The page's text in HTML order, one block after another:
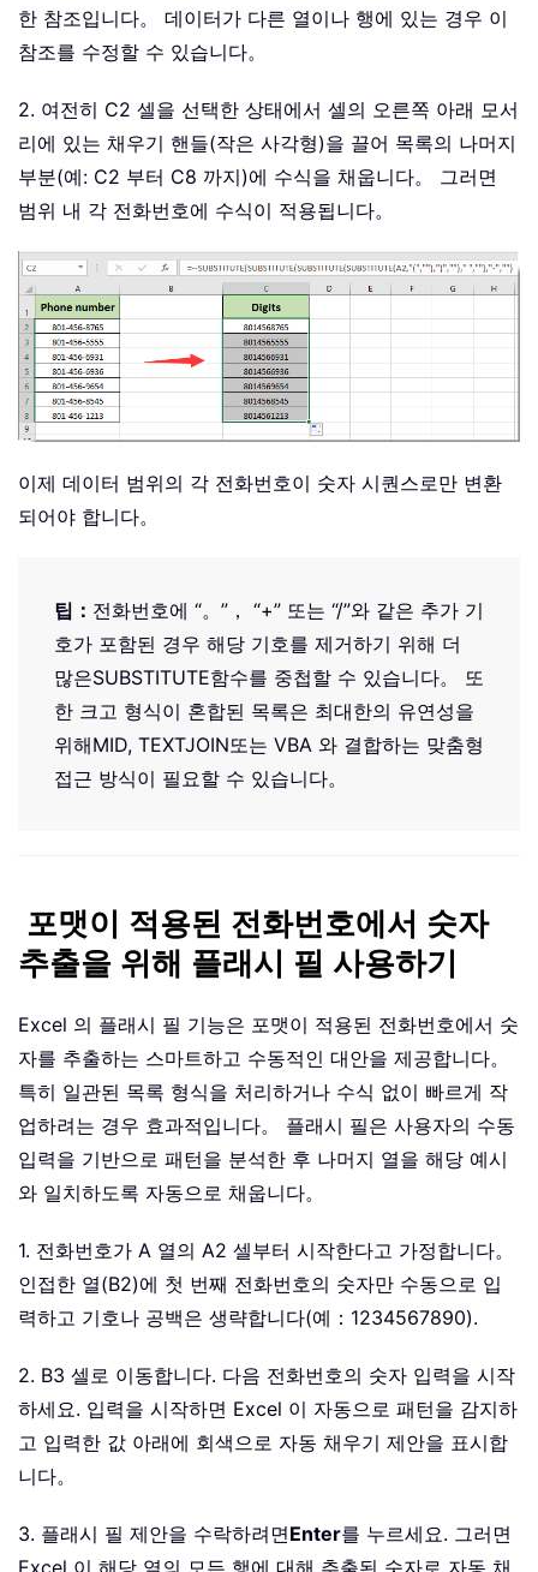
한 참조입니다。 데이터가 다른 열이나 행에 있는 경우 이
참조를 수정할 수 있습니다。
2. 여전히 C2 셀을 선택한 상태에서 셀의 오른쪽 아래 모서
리에 있는 채우기 핸들(작은 사각형)을 끌어 목록의 나머지
부분(예: C2 부터 C8 까지)에 수식을 채웁니다。 그러면
범위 내 각 전화번호에 수식이 적용됩니다。
이제 데이터 범위의 각 전화번호이 숫자 시퀀스로만 변환
되어야 합니다。
팁： 전화번호에 “。”， “+” 또는 “/”와 같은 추가 기
호가 포함된 경우 해당 기호를 제거하기 위해 더
많은SUBSTITUTE함수를 중첩할 수 있습니다。 또
한 크고 형식이 혼합된 목록은 최대한의 유연성을
위해MID, TEXTJOIN또는 VBA 와 결합하는 맞춤형
접근 방식이 필요할 수 있습니다。
포맷이 적용된 전화번호에서 숫자
추출을 위해 플래시 필 사용하기
Excel 의 플래시 필 기능은 포맷이 적용된 전화번호에서 숫
자를 추출하는 스마트하고 수동적인 대안을 제공합니다。
특히 일관된 목록 형식을 처리하거나 수식 없이 빠르게 작
업하려는 경우 효과적입니다。 플래시 필은 사용자의 수동
입력을 기반으로 패턴을 분석한 후 나머지 열을 해당 예시
와 일치하도록 자동으로 채웁니다。
1. 전화번호가 A 열의 A2 셀부터 시작한다고 가정합니다。
인접한 열(B2)에 첫 번째 전화번호의 숫자만 수동으로 입
력하고 기호나 공백은 생략합니다(예： 1234567890).
2. B3 셀로 이동합니다. 다음 전화번호의 숫자 입력을 시작
하세요. 입력을 시작하면 Excel 이 자동으로 패턴을 감지하
고 입력한 값 아래에 회색으로 자동 채우기 제안을 표시합
니다。
3. 플래시 필 제안을 수락하려면Enter를 누르세요. 그러면